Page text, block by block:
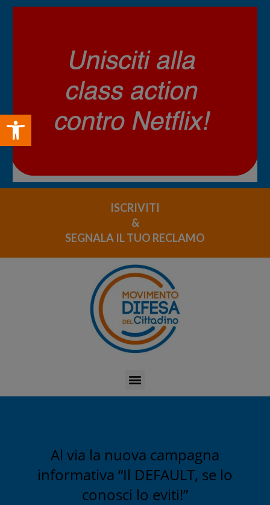
Open toolbar
ISCRIVITI
&
SEGNALA IL TUO RECLAMO
Al via la nuova campagna
informativa “Il DEFAULT, se lo
conosci lo eviti!”